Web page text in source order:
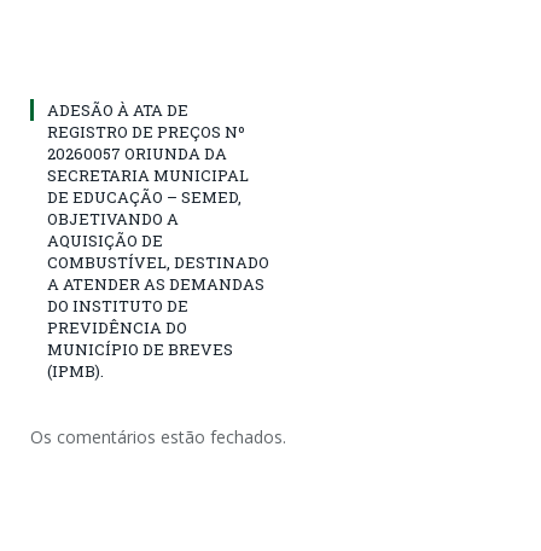
ADESÃO À ATA DE
REGISTRO DE PREÇOS Nº
20260057 ORIUNDA DA
SECRETARIA MUNICIPAL
DE EDUCAÇÃO – SEMED,
OBJETIVANDO A
AQUISIÇÃO DE
COMBUSTÍVEL, DESTINADO
A ATENDER AS DEMANDAS
DO INSTITUTO DE
PREVIDÊNCIA DO
MUNICÍPIO DE BREVES
(IPMB).
Os comentários estão fechados.